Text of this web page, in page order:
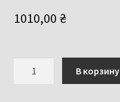
1010,00 ₴
В корзину